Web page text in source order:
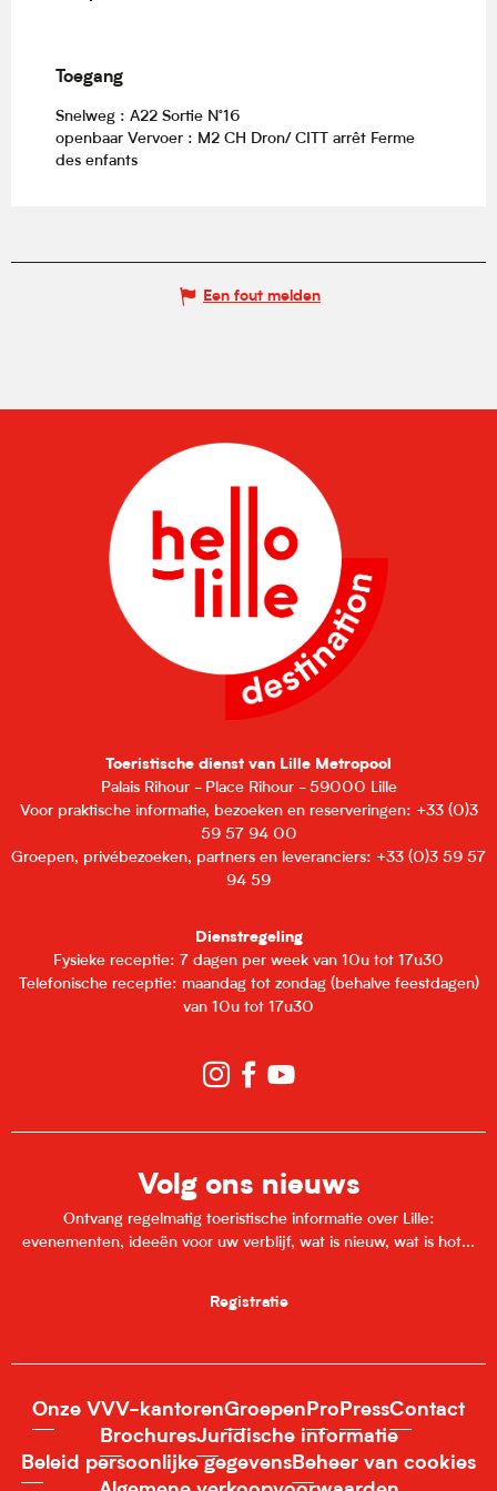
Toegang
Toegang
Snelweg : A22 Sortie N°16
openbaar Vervoer : M2 CH Dron/ CITT arrêt Ferme
des enfants
Een fout melden
Toeristische dienst van Lille Metropool
Palais Rihour - Place Rihour - 59000 Lille
Voor praktische informatie, bezoeken en reserveringen: +33 (0)3
59 57 94 00
Groepen, privébezoeken, partners en leveranciers: +33 (0)3 59 57
94 59
Dienstregeling
Fysieke receptie: 7 dagen per week van 10u tot 17u30
Telefonische receptie: maandag tot zondag (behalve feestdagen)
van 10u tot 17u30
Volg ons nieuws
Ontvang regelmatig toeristische informatie over Lille:
evenementen, ideeën voor uw verblijf, wat is nieuw, wat is hot...
Registratie
Onze VVV-kantorenGroepen Pro PressContact
BrochuresJuridische informatie
Beleid persoonlijke gegevensBeheer van cookies